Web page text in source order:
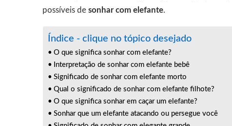
possíveis de sonhar com elefante.
Índice - clique no tópico desejado
O que significa sonhar com elefante?
Interpretação de sonhar com elefante bebê
Significado de sonhar com elefante morto
Qual o significado de sonhar com elefante filhote?
O que significa sonhar em caçar um elefante?
Sonhar que um elefante atacando ou persegue você